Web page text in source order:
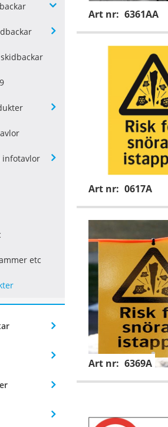
infotavlor
etc
Art nr: 6361AA
Art nr: 0617A
Art nr: 6369A